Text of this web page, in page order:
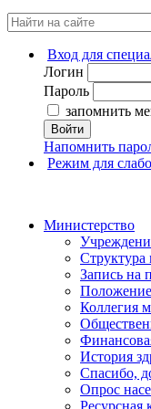
Вход для
Логин
Пароль
запомнить
Войти
Напомнить
Режим для
Министерство
Структура
Запись на
Коллегия
История
Спасибо,
Опрос
Ресурсная